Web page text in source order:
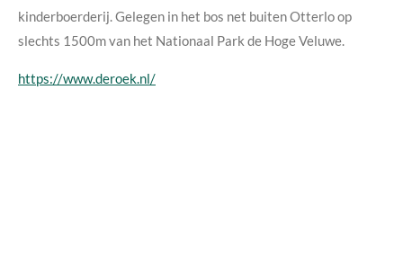
kinderboerderij. Gelegen in het bos net buiten Otterlo op
slechts 1500m van het Nationaal Park de Hoge Veluwe.
https://www.deroek.nl/